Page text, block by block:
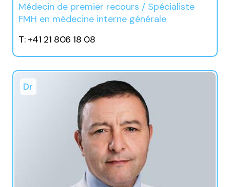
Médecin de premier recours / Spécialiste
FMH en médecine interne générale
T: +41 21 806 18 08
Dr